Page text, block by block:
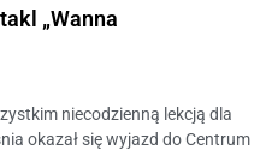
„Wanna
niecodzienną lekcją dla
okazał się wyjazd do Centrum